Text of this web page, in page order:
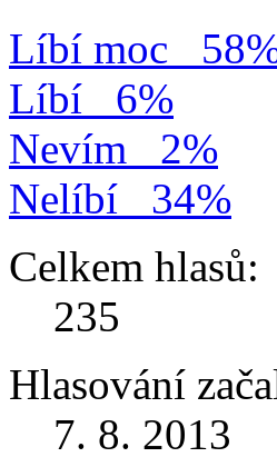
Líbí moc
Líbí
6%
Nevím
2%
Nelíbí
34%
Celkem hlasů:
235
Hlasování
7. 8. 2013